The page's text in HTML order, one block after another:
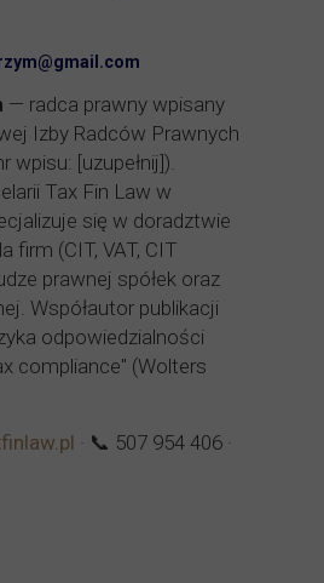
— radca prawny wpisany
Izby Radców Prawnych
wpisu: [uzupełnij]).
Tax Fin Law w
się w doradztwie
firm (CIT, VAT, CIT
prawnej spółek oraz
Współautor publikacji
odpowiedzialności
compliance" (Wolters
· 📞 507 954 406 ·